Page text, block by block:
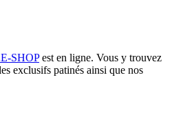
SHOPest en ligne. Vous y trouvez
exclusifs patinés ainsi que nos